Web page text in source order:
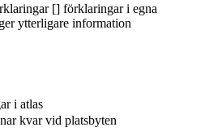
[] förklaringar i egna
ytterligare information
i atlas
kvar vid platsbyten